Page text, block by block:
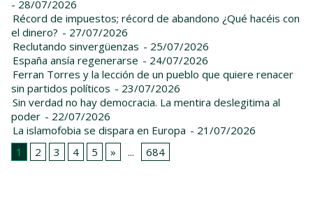
- 28/07/2026
Récord de impuestos; récord de abandono ¿Qué hacéis con
el dinero? - 27/07/2026
Reclutando sinvergüenzas - 25/07/2026
España ansía regenerarse - 24/07/2026
Ferran Torres y la lección de un pueblo que quiere renacer
sin partidos políticos - 23/07/2026
Sin verdad no hay democracia. La mentira deslegitima al
poder - 22/07/2026
La islamofobia se dispara en Europa - 21/07/2026
1
2 3 4 5 » ... 684